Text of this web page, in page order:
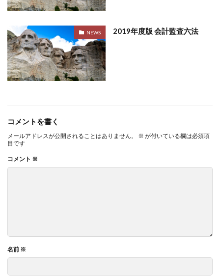
NEWS 2019年度版 会計監査六法
コメントを書く
メールアドレスが公開されることはありません。 ※ が付いている欄は必須項
目です
コメント ※
名前 ※